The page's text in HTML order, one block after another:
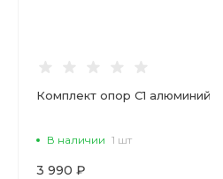
Комплект опор С1 алюминий
В наличии 1 шт
3 990 ₽